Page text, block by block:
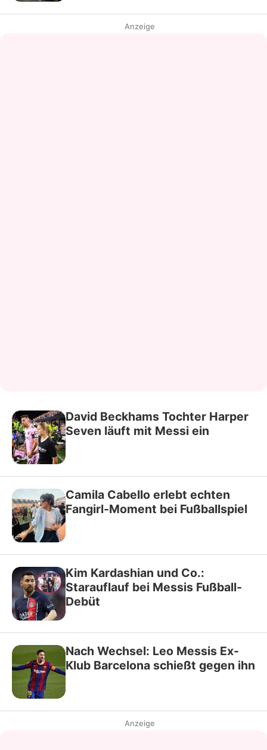
Anzeige
David Beckhams Tochter Harper
Seven läuft mit Messi ein
Camila Cabello erlebt echten
Fangirl-Moment bei Fußballspiel
Kim Kardashian und Co.:
Starauflauf bei Messis Fußball-
Debüt
Nach Wechsel: Leo Messis Ex-
Klub Barcelona schießt gegen ihn
Anzeige